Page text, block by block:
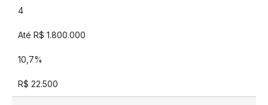
4
Até R$ 1.800.000
10,7%
R$ 22.500